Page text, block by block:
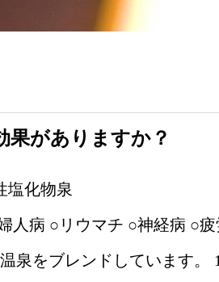
果がありますか？
塩化物泉
人病 ○リウマチ ○神経病 ○
泉をブレンドしています